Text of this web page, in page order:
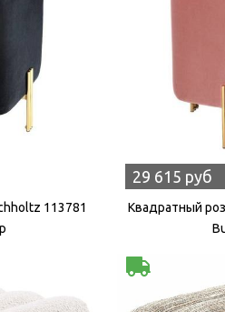
113781
29 615 руб
Квадратный